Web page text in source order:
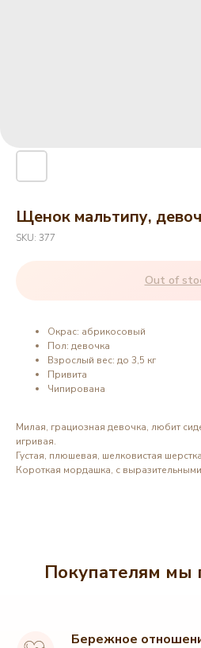
Щенок мальтипу,
SKU: 377
Out of
Окрас: абрикосовый
Пол: девочка
Взрослый вес: до 3,5 кг
Привита
Чипирована
Милая, грациозная девочка, любит
игривая.
Густая, плюшевая, шелковистая
Короткая мордашка, с
Покупателям мы
Бережное